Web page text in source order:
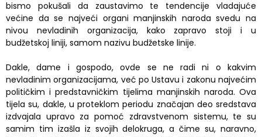
bismo pokušali da zaustavimo te tendencije vladajuće
većine da se najveći organi manjinskih naroda svedu na
nivou nevladinih organizacija, kako zapravo stoji i u
budžetskoj liniji, samom nazivu budžetske linije.
Dakle, dame i gospodo, ovde se ne radi ni o kakvim
nevladinim organizacijama, već po Ustavu i zakonu najvećim
političkim i predstavničkim tijelima manjinskih naroda. Ova
tijela su, dakle, u proteklom periodu značajan deo sredstava
izdvajala upravo za pomoć zdravstvenom sistemu, te su
samim tim izašla iz svojih delokruga, a čime su, naravno,